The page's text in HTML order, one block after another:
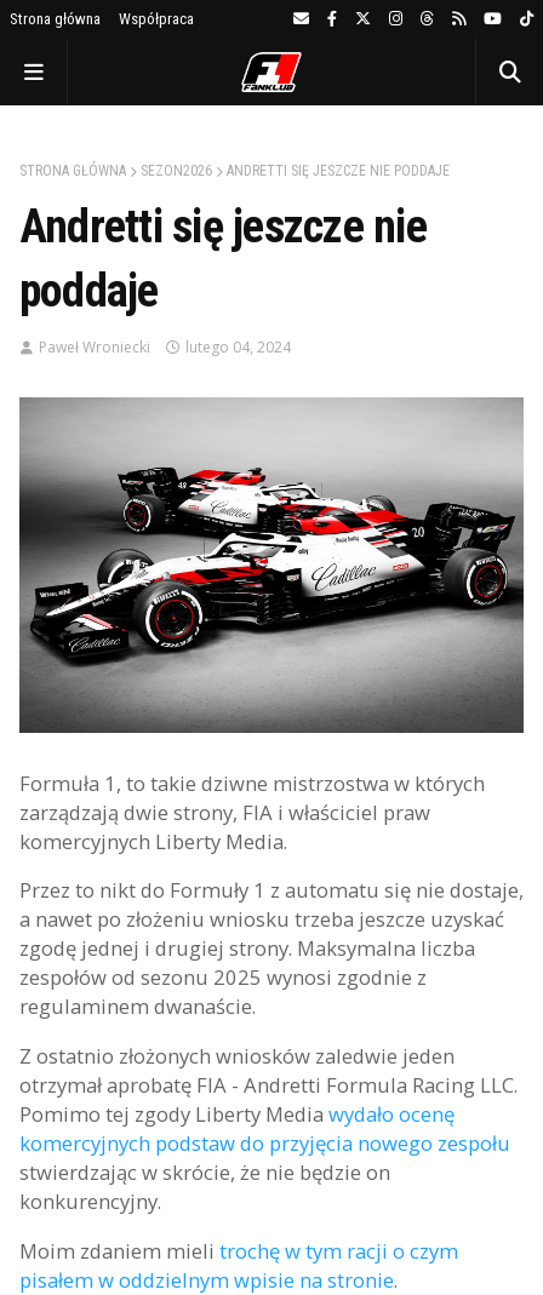
Strona główna Współpraca
STRONA GŁÓWNA SEZON2026 ANDRETTI SIĘ JESZCZE NIE PODDAJE
Andretti się jeszcze nie
poddaje
Paweł Wroniecki lutego 04, 2024
Formuła 1, to takie dziwne mistrzostwa w których
zarządzają dwie strony, FIA i właściciel praw
komercyjnych Liberty Media.
Przez to nikt do Formuły 1 z automatu się nie dostaje,
a nawet po złożeniu wniosku trzeba jeszcze uzyskać
zgodę jednej i drugiej strony. Maksymalna liczba
zespołów od sezonu 2025 wynosi zgodnie z
regulaminem dwanaście.
Z ostatnio złożonych wniosków zaledwie jeden
otrzymał aprobatę FIA - Andretti Formula Racing LLC.
Pomimo tej zgody Liberty Media wydało ocenę
komercyjnych podstaw do przyjęcia nowego zespołu
stwierdzając w skrócie, że nie będzie on
konkurencyjny.
Moim zdaniem mieli trochę w tym racji o czym
pisałem w oddzielnym wpisie na stronie.